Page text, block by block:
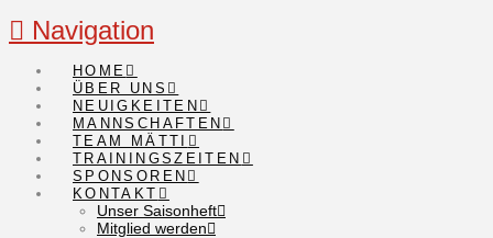
Navigation
HOME
ÜBER UNS
NEUIGKEITEN
MANNSCHAFTEN
TEAM MÄTTI
TRAININGSZEITEN
SPONSOREN
KONTAKT
Unser Saisonheft
Mitglied werden